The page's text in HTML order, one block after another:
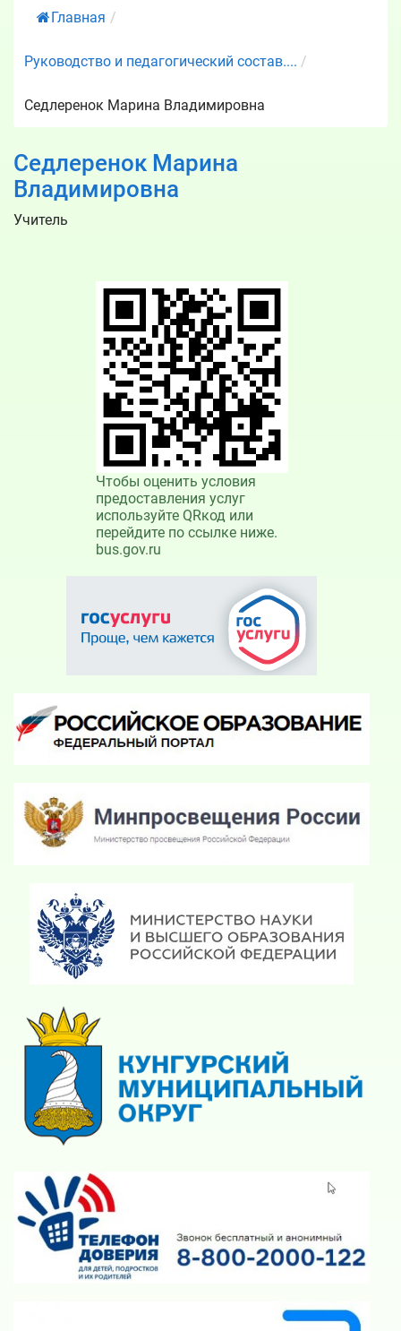
Главная /
Руководство и педагогический состав.... /
Седлеренок Марина Владимировна
Седлеренок Марина
Владимировна
Учитель
Чтобы оценить условия
предоставления услуг
используйте QRкод или
перейдите по ссылке ниже.
bus.gov.ru